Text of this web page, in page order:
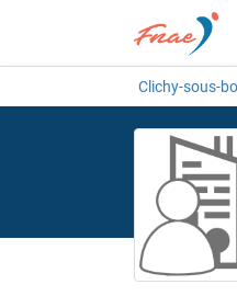
Clichy-sous-